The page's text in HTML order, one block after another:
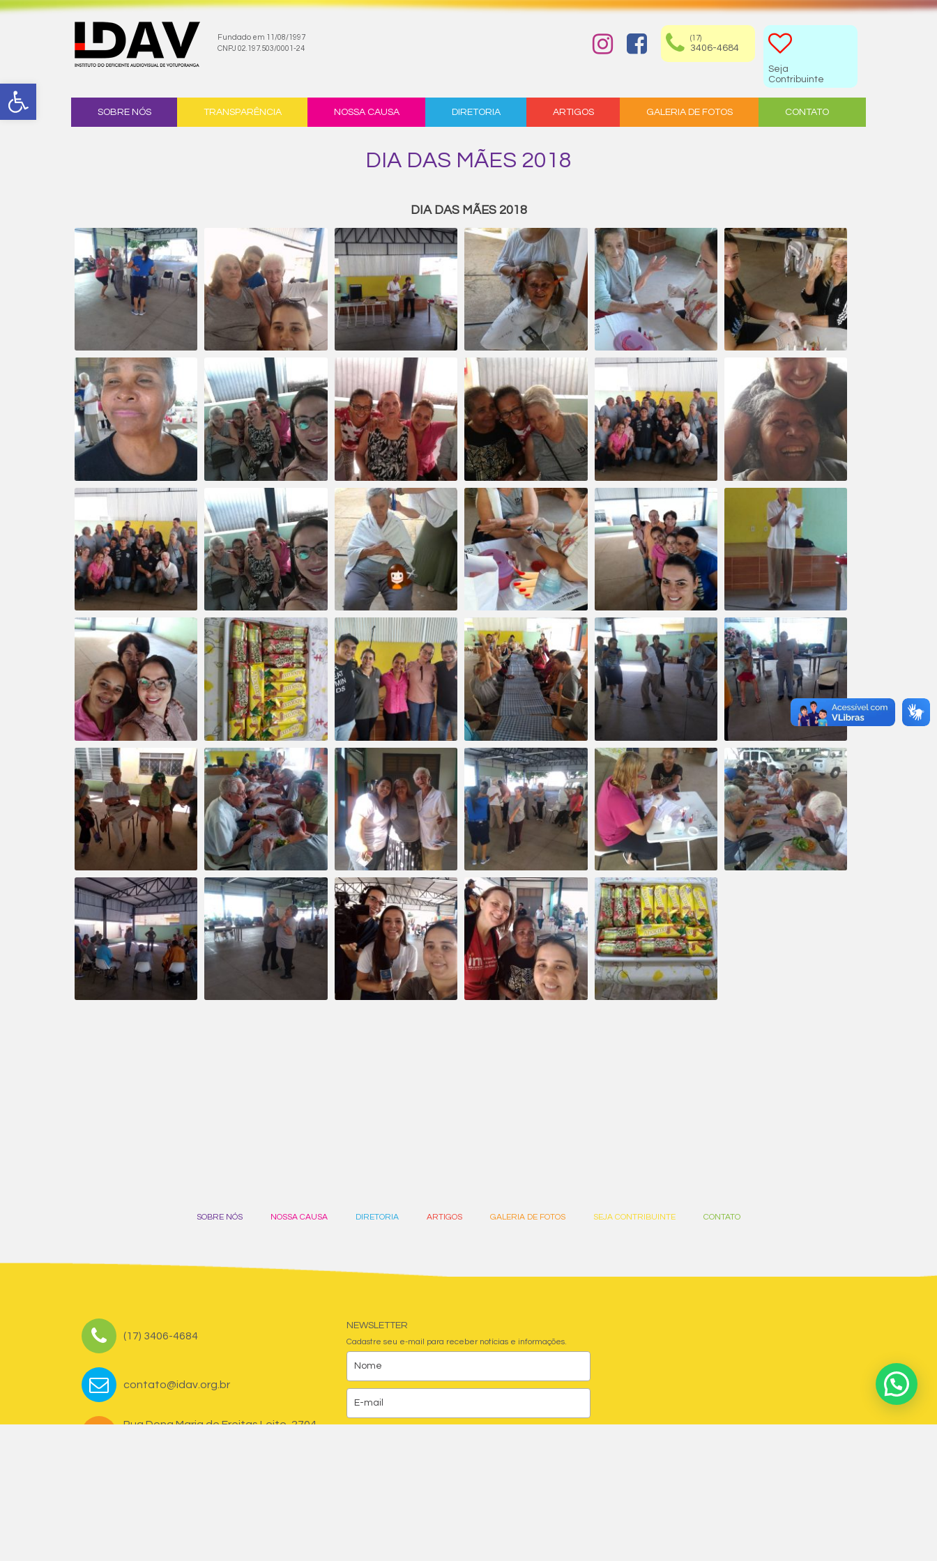
Abrir a barra de ferramentas
Fundado em 11/08/1997
CNPJ 02.197.503/0001-24
Seja
Contribuinte
(17)
3406-4684
Skip to content
SOBRE NÓS TRANSPARÊNCIA NOSSA CAUSA DIRETORIA ARTIGOS GALERIA DE FOTOS CONTATO
DIA DAS MÃES 2018
DIA DAS MÃES 2018
SOBRE NÓS NOSSA CAUSA DIRETORIA ARTIGOS GALERIA DE FOTOS SEJA CONTRIBUINTE CONTATO
(17) 3406-4684
contato@idav.org.br
Rua Dona Maria de Freitas Leite, 2704
NEWSLETTER
Cadastre seu e-mail para receber notícias e informações.